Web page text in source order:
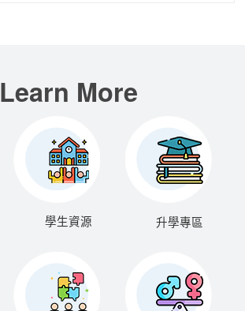
Learn More
學生資源 升學專區